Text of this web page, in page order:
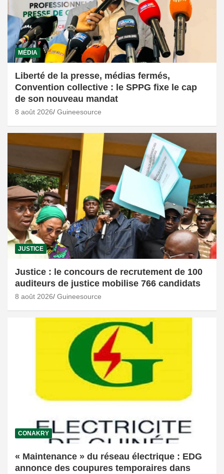
MÉDIA
Liberté de la presse, médias fermés,
Convention collective : le SPPG fixe le cap
de son nouveau mandat
8 août 2026 Guineesource
JUSTICE
Justice : le concours de recrutement de 100
auditeurs de justice mobilise 766 candidats
8 août 2026 Guineesource
CONAKRY
« Maintenance » du réseau électrique : EDG
annonce des coupures temporaires dans